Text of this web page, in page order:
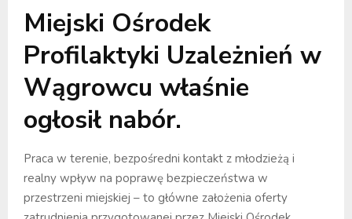
Miejski Ośrodek
Profilaktyki Uzależnień w
Wągrowcu właśnie
ogłosił nabór.
Praca w terenie, bezpośredni kontakt z młodzieżą i
realny wpływ na poprawę bezpieczeństwa w
przestrzeni miejskiej – to główne założenia oferty